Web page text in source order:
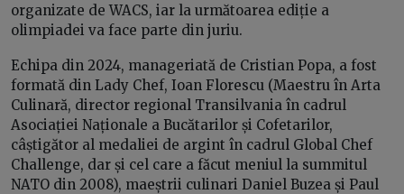
organizate de WACS, iar la următoarea ediție a
olimpiadei va face parte din juriu.
Echipa din 2024, manageriată de Cristian Popa, a fost
formată din Lady Chef, Ioan Florescu (Maestru în Arta
Culinară, director regional Transilvania în cadrul
Asociației Naționale a Bucătarilor și Cofetarilor,
câștigător al medaliei de argint în cadrul Global Chef
Challenge, dar și cel care a făcut meniul la summitul
NATO din 2008), maeștrii culinari Daniel Buzea și Paul